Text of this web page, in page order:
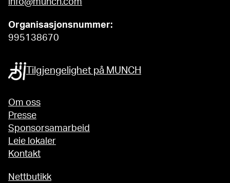
Organisasjonsnummer:
995138670
Tilgjengelighet på MUNCH
Om oss
Presse
Sponsorsamarbeid
Leie lokaler
Kontakt
Nettbutikk